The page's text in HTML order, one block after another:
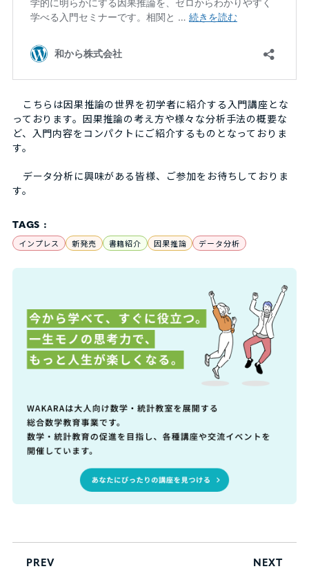
こちらは因果推論の世界を初学者に紹介する入門講座とな
っております。因果推論の考え方や様々な分析手法の概要な
ど、入門内容をコンパクトにご紹介するものとなっておりま
す。
データ分析に興味がある皆様、ご参加をお待ちしておりま
す。
TAGS :
インプレス 新発売 書籍紹介 因果推論 データ分析
PREV NEXT